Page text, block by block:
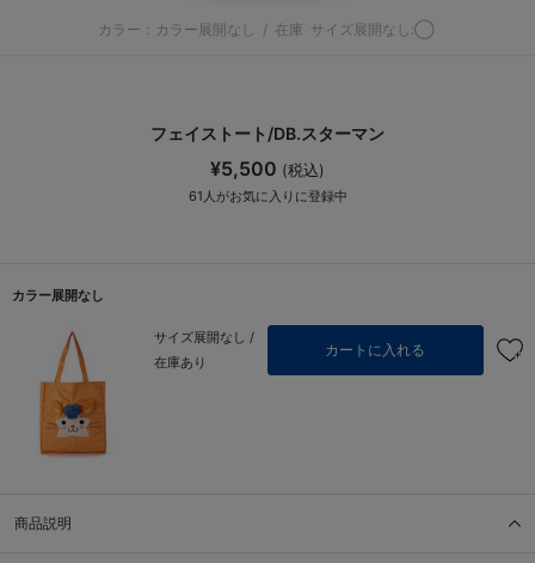
カラー：カラー展開なし / 在庫 サイズ展開なし:◯
フェイストート/DB.スターマン
¥5,500 (税込)
61 人がお気に入りに登録中
カラー展開なし
サイズ展開なし /
在庫あり
カートに入れる
商品説明